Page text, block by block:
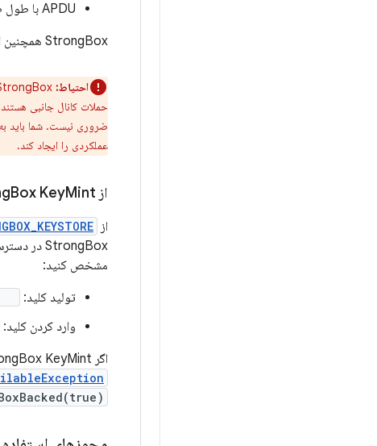
APDU با طول طولانی
StrongBox همچنین از
احتیاط:
ضروری نیست. شما باید به
عملکردی را ایجاد کند.
از Strong Box KeyMint استفاده کنید
از
StrongBox در دسترس است، می‌توانید ترجیحی را برای ذخیره کلید در StrongBox KeyMint با عبور
مشخص کنید:
تولید کلید:
وارد کردن کلید:
اگر StrongBox KeyMint از الگوریتم یا اندازه کلید مشخص شده پشتیبانی نکند، چارچوب یک